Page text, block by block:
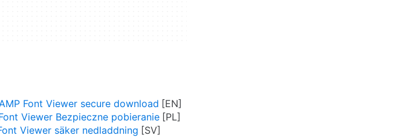
AMP Font Viewer secure download
Viewer Bezpieczne pobieranie
Viewer säker nedladdning